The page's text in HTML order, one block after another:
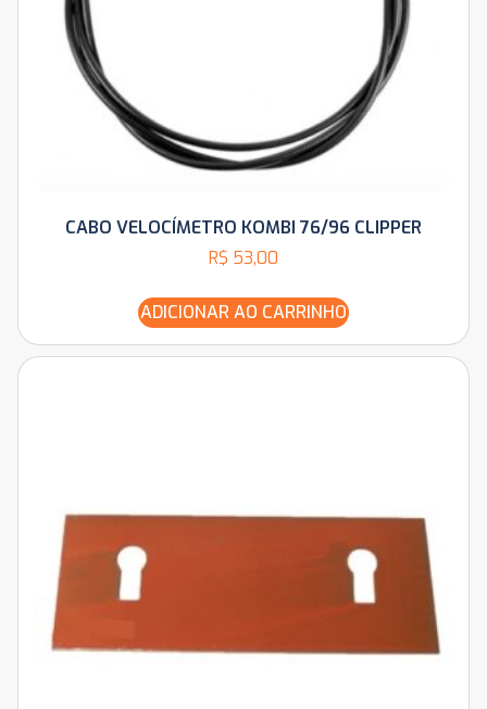
CABO VELOCÍMETRO KOMBI 76/96 CLIPPER
R$ 53,00
ADICIONAR AO CARRINHO